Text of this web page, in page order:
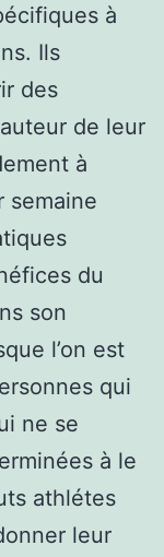
à
Ils
des
de leur
à
semaine
du
son
l’on est
qui
ne se
à le
athlétes
leur